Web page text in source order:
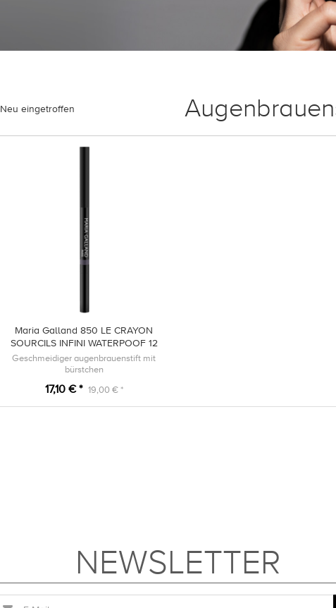
Neu eingetroffen
Maria Galland 850 LE CRAYON
SOURCILS INFINI WATERPOOF 12
Chatain
Geschmeidiger augenbrauenstift mit
bürstchen
17,10 € * 19,00 € *
NEWSLETTER